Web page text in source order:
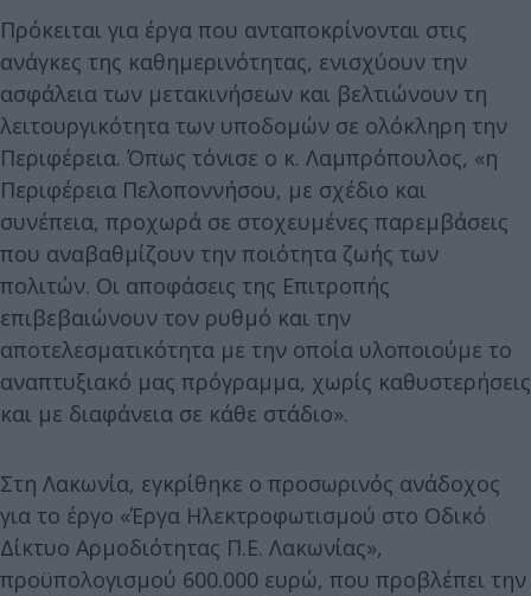
Πρόκειται για έργα που ανταποκρίνονται στις
ανάγκες της καθημερινότητας, ενισχύουν την
ασφάλεια των μετακινήσεων και βελτιώνουν τη
λειτουργικότητα των υποδομών σε ολόκληρη την
Περιφέρεια. Όπως τόνισε ο κ. Λαμπρόπουλος, «η
Περιφέρεια Πελοποννήσου, με σχέδιο και
συνέπεια, προχωρά σε στοχευμένες παρεμβάσεις
που αναβαθμίζουν την ποιότητα ζωής των
πολιτών. Οι αποφάσεις της Επιτροπής
επιβεβαιώνουν τον ρυθμό και την
αποτελεσματικότητα με την οποία υλοποιούμε το
αναπτυξιακό μας πρόγραμμα, χωρίς καθυστερήσεις
και με διαφάνεια σε κάθε στάδιο».
Στη Λακωνία, εγκρίθηκε ο προσωρινός ανάδοχος
για το έργο «Έργα Ηλεκτροφωτισμού στο Οδικό
Δίκτυο Αρμοδιότητας Π.Ε. Λακωνίας»,
προϋπολογισμού 600.000 ευρώ, που προβλέπει την